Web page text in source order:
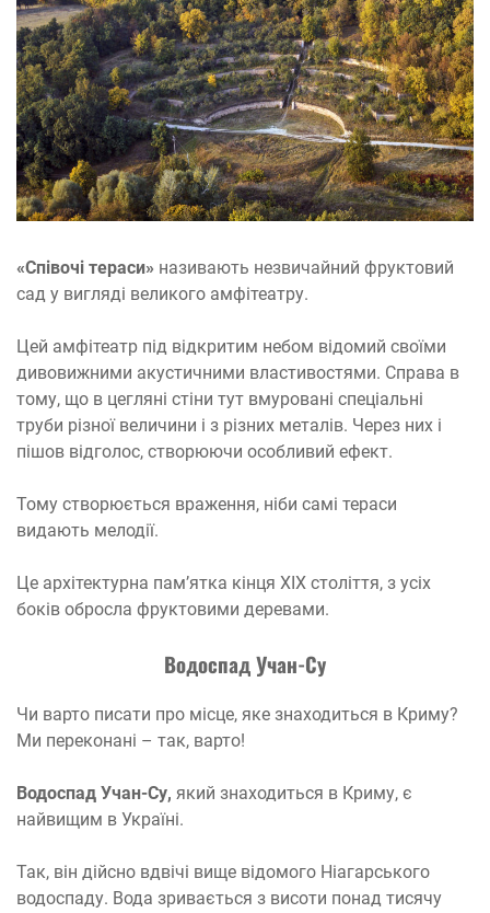
«Співочі тераси» називають незвичайний фруктовий
сад у вигляді великого амфітеатру.
Цей амфітеатр під відкритим небом відомий своїми
дивовижними акустичними властивостями. Справа в
тому, що в цегляні стіни тут вмуровані спеціальні
труби різної величини і з різних металів. Через них і
пішов відголос, створюючи особливий ефект.
Тому створюється враження, ніби самі тераси
видають мелодії.
Це архітектурна пам’ятка кінця XIX століття, з усіх
боків обросла фруктовими деревами.
Водоспад Учан-Су
Чи варто писати про місце, яке знаходиться в Криму?
Ми переконані – так, варто!
Водоспад Учан-Су, який знаходиться в Криму, є
найвищим в Україні.
Так, він дійсно вдвічі вище відомого Ніагарського
водоспаду. Вода зривається з висоти понад тисячу